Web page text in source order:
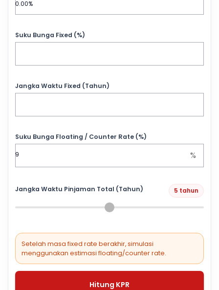
Suku Bunga Fixed (%)
Jangka Waktu Fixed (Tahun)
Suku Bunga Floating / Counter Rate (%)
%
Jangka Waktu Pinjaman Total (Tahun) 5 tahun
Setelah masa fixed rate berakhir, simulasi
menggunakan estimasi floating/counter rate.
Hitung KPR